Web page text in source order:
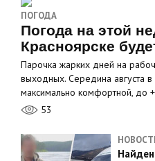
ПОГОДА
Погода на этой
Красноярске
Парочка жарких дней на
выходных. Середина августа
максимально комфортной, до
53